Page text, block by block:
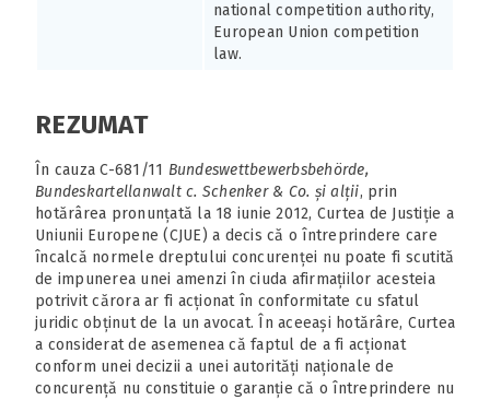
national competition authority,
European Union competition
law.
REZUMAT
În cauza C-681/11 Bundeswettbewerbsbehörde,
Bundeskartellanwalt c. Schenker & Co. și alții, prin
hotărârea pronunțată la 18 iunie 2012, Curtea de Justiție a
Uniunii Europene (CJUE) a decis că o întreprindere care
încalcă normele dreptului concurenței nu poate fi scutită
de impunerea unei amenzi în ciuda afirmațiilor acesteia
potrivit cărora ar fi acționat în conformitate cu sfatul
juridic obținut de la un avocat. În aceeași hotărâre, Curtea
a considerat de asemenea că faptul de a fi acționat
conform unei decizii a unei autorități naționale de
concurență nu constituie o garanție că o întreprindere nu